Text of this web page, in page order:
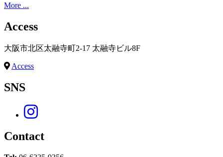
More ...
Access
大阪市北区太融寺町2-17 太融寺ビル8F
Access
SNS
Contact